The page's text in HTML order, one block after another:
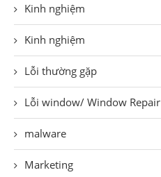
Kinh nghiệm
Kinh nghiệm
Lỗi thường gặp
Lỗi window/ Window Repair
malware
Marketing